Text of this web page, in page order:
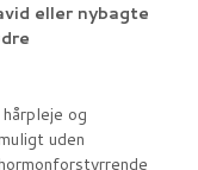
eller nybagte
og
uden